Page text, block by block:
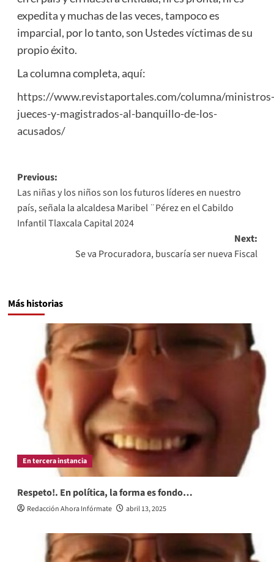
expedita y muchas de las veces, tampoco es
imparcial, por lo tanto, son Ustedes víctimas de su
propio éxito.
La columna completa, aquí:
https://www.revistaportales.com/columna/ministros-
jueces-y-magistrados-al-banquillo-de-los-
acusados/
Post
navigation
Previous:
Las niñas y los niños son los futuros líderes en nuestro
país, señala la alcaldesa Maribel ¨Pérez en el Cabildo
Infantil Tlaxcala Capital 2024
Next:
Se va Procuradora, buscaría ser nueva Fiscal
Más historias
En tercera instancia
Respeto!. En política, la forma es fondo…
Redacción Ahora Infórmate abril 13, 2025